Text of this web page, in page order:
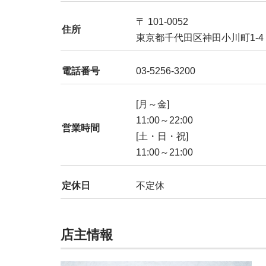
住所
〒 101-0052
東京都千代田区神田小川町1-
電話番号 03-5256-3200
営業時間
[月～金]
11:00～22:00
[土・日・祝]
11:00～21:00
定休日 不定休
店主情報